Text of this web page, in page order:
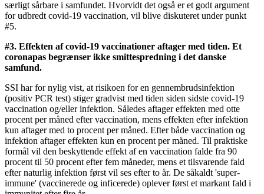
særligt sårbare i samfundet. Hvorvidt det også er et godt argument
for udbredt covid-19 vaccination, vil blive diskuteret under punkt
#5.
#3. Effekten af covid-19 vaccinationer aftager med tiden. Et
coronapas begrænser ikke smittespredning i det danske
samfund.
SSI har for nylig vist, at risikoen for en gennembrudsinfektion
(positiv PCR test) stiger gradvist med tiden siden sidste covid-19
vaccination og/eller infektion. Således aftager effekten med otte
procent per måned efter vaccination, mens effekten efter infektion
kun aftager med to procent per måned. Efter både vaccination og
infektion aftager effekten kun en procent per måned. Til praktiske
formål vil den beskyttende effekt af en vaccination falde fra 90
procent til 50 procent efter fem måneder, mens et tilsvarende fald
efter naturlig infektion først vil ses efter to år. De såkaldt 'super-
immune' (vaccinerede og inficerede) oplever først et markant fald i